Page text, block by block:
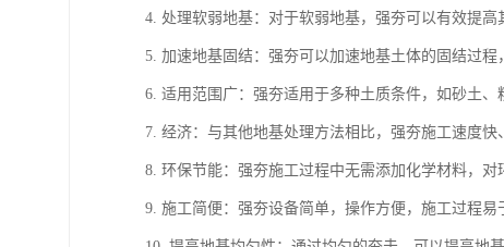
4. 处理软弱地基：对于软弱地基，强夯可以有效提高
5. 加速地基固结：强夯可以加速地基土体的固结过程
6. 适用范围广：强夯适用于多种土质条件，如砂土、
7. 经济：与其他地基处理方法相比，强夯施工速度快
8. 环保节能：强夯施工过程中无需添加化学材料，对
9. 施工简便：强夯设备简单，操作方便，施工过程易